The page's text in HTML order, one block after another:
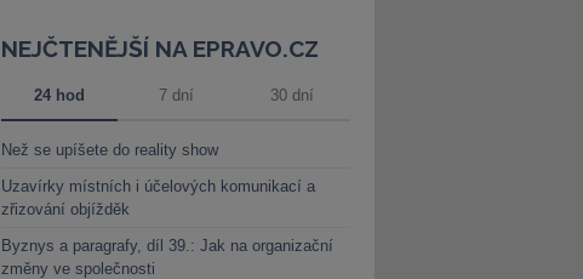
NEJČTENĚJŠÍ NA EPRAVO.CZ
24 hod 7 dní 30 dní
Než se upíšete do reality show
Uzavírky místních i účelových komunikací a
zřizování objížděk
Byznys a paragrafy, díl 39.: Jak na organizační
změny ve společnosti